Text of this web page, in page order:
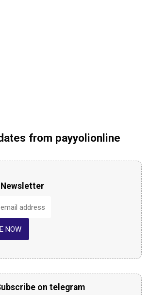
from payyolionline
NOW
on telegram